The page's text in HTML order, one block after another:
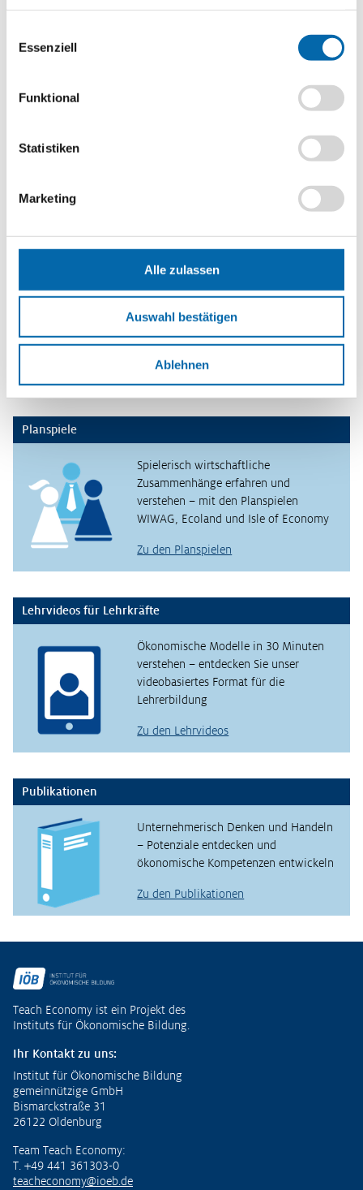
Analyse bitte wir Sie, auch den optional wählbaren
Essenziell
Funktional
Statistiken
Marketing
Alle zulassen
Auswahl bestätigen
Ablehnen
erläutern die Ziele der EU-Kohäsionspolitik sowie die
erklären die strukturpolitischen Zielsetzungen der EU an
setzen sich mit der Kritik an der EU-Kohäsionspolitik
auseinander.
Lernplakat,Fiktives Interview
Format
PDF-Datei
EU-Kohäsionspolitik,Europäische Union,EU-Strukturfonds,
Strukturwandel
Planspiele
Spielerisch wirtschaftliche
Zusammenhänge erfahren und
verstehen – mit den Planspielen
WIWAG, Ecoland und Isle of Economy
Zu den Planspielen
Lehrvideos für Lehrkräfte
Ökonomische Modelle in 30 Minuten
verstehen – entdecken Sie unser
videobasiertes Format für die
Lehrerbildung
Zu den Lehrvideos
Publikationen
Unternehmerisch Denken und Handeln
– Potenziale entdecken und
ökonomische Kompetenzen entwickeln
Zu den Publikationen
Teach Economy ist ein Projekt des
Instituts für Ökonomische Bildung.
Ihr Kontakt zu uns:
Institut für Ökonomische Bildung
gemeinnützige GmbH
Bismarckstraße 31
26122 Oldenburg
Team Teach Economy:
T. +49 441 361303-0
teacheconomy@ioeb.de